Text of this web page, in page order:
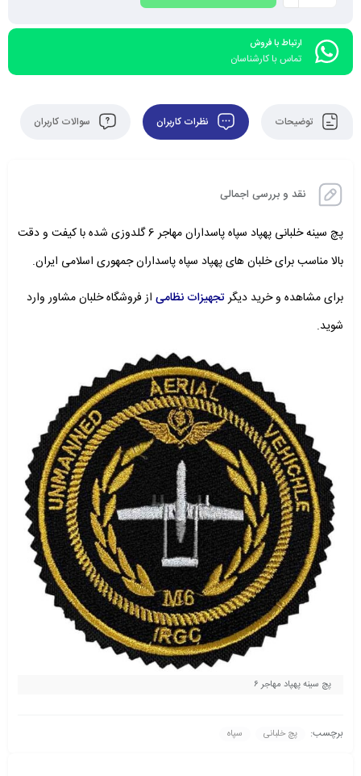
ارتباط با فروش
تماس با کارشناسان
توضیحات نظرات کاربران سوالات کاربران
نقد و بررسی اجمالی
پچ سینه خلبانی پهپاد سپاه پاسداران مهاجر 6 گلدوزی شده با کیفت و دقت
بالا مناسب برای خلبان های پهپاد سپاه پاسداران جمهوری اسلامی ایران.
برای مشاهده و خرید دیگرتجهیزات نظامی از فروشگاهخلبان مشاوروارد
شوید.
پچ سینه پهپاد مهاجر ۶
برچسب: پچ خلبانی سپاه